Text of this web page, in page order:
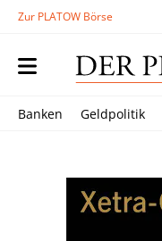
Zur PLATOW Börse
Banken Geldpolitik